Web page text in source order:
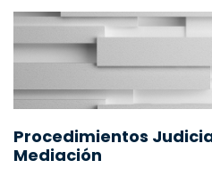
Procedimientos
Mediación